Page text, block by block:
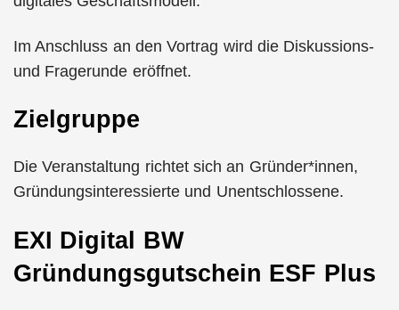
Im Anschluss an den Vortrag wird die Diskussions-
und Fragerunde eröffnet.
Zielgruppe
Die Veranstaltung richtet sich an Gründer*innen,
Gründungsinteressierte und Unentschlossene.
EXI Digital BW
Gründungsgutschein ESF Plus